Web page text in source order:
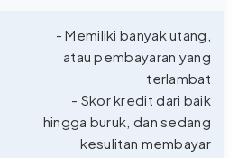
- Memiliki banyak utang,
atau pembayaran yang
terlambat
- Skor kredit dari baik
hingga buruk, dan sedang
kesulitan membayar